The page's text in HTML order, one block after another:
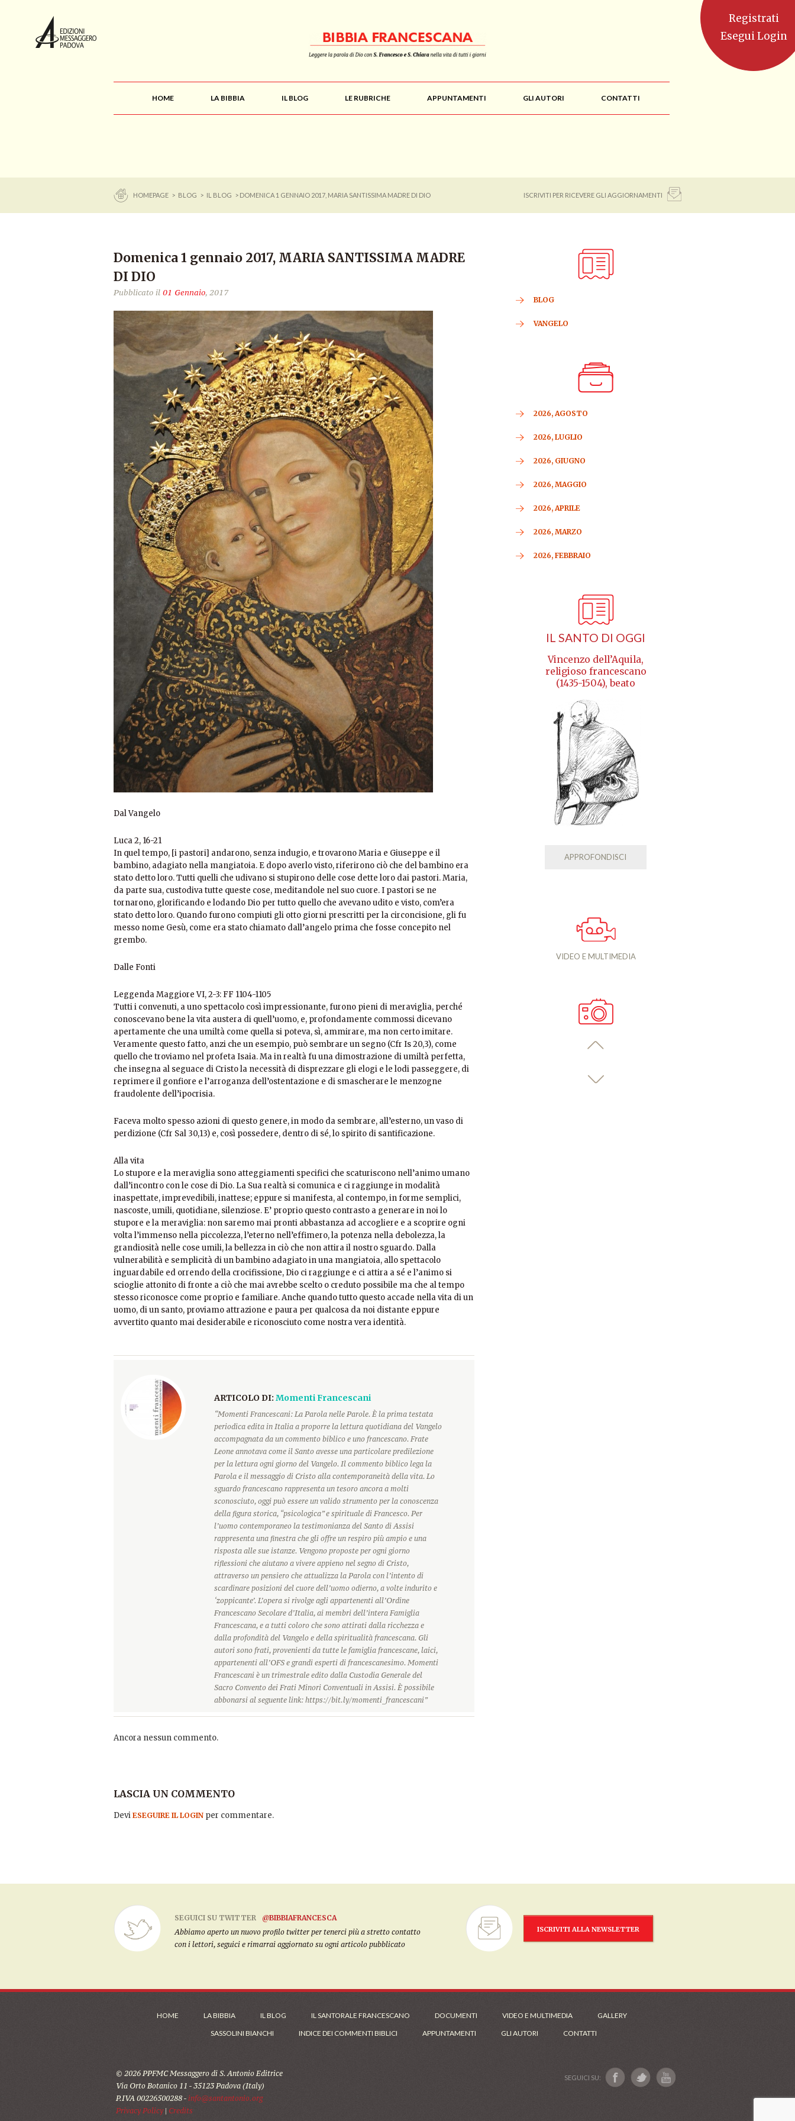
HOME LA BIBBIA IL BLOG LE RUBRICHE APPUNTAMENTI GLI AUTORI CONTATTI
HOMEPAGE > BLOG > IL BLOG > DOMENICA 1 GENNAIO 2017, MARIA SANTISSIMA MADRE DI DIO ISCRIVITI PER RICEVERE GLI AGGIORNAMENTI
Domenica 1 gennaio 2017, MARIA SANTISSIMA MADRE
DI DIO
Pubblicato il 01 Gennaio, 2017
Dal Vangelo
Luca 2, 16-21
In quel tempo, [i pastori] andarono, senza indugio, e trovarono Maria e Giuseppe e il
bambino, adagiato nella mangiatoia. E dopo averlo visto, riferirono ciò che del bambino era
stato detto loro. Tutti quelli che udivano si stupirono delle cose dette loro dai pastori. Maria,
da parte sua, custodiva tutte queste cose, meditandole nel suo cuore. I pastori se ne
tornarono, glorificando e lodando Dio per tutto quello che avevano udito e visto, com’era
stato detto loro. Quando furono compiuti gli otto giorni prescritti per la circoncisione, gli fu
messo nome Gesù, come era stato chiamato dall’angelo prima che fosse concepito nel
grembo.
Dalle Fonti
Leggenda Maggiore VI, 2-3: FF 1104-1105
Tutti i convenuti, a uno spettacolo così impressionante, furono pieni di meraviglia, perché
conoscevano bene la vita austera di quell’uomo, e, profondamente commossi dicevano
apertamente che una umiltà come quella si poteva, sì, ammirare, ma non certo imitare.
Veramente questo fatto, anzi che un esempio, può sembrare un segno (Cfr Is 20,3), come
quello che troviamo nel profeta Isaia. Ma in realtà fu una dimostrazione di umiltà perfetta,
che insegna al seguace di Cristo la necessità di disprezzare gli elogi e le lodi passeggere, di
reprimere il gonfiore e l’arroganza dell’ostentazione e di smascherare le menzogne
fraudolente dell’ipocrisia.
Faceva molto spesso azioni di questo genere, in modo da sembrare, all’esterno, un vaso di
perdizione (Cfr Sal 30,13) e, così possedere, dentro di sé, lo spirito di santificazione.
Alla vita
Lo stupore e la meraviglia sono atteggiamenti specifici che scaturiscono nell’animo umano
dall’incontro con le cose di Dio. La Sua realtà si comunica e ci raggiunge in modalità
inaspettate, imprevedibili, inattese; eppure si manifesta, al contempo, in forme semplici,
nascoste, umili, quotidiane, silenziose. E’ proprio questo contrasto a generare in noi lo
stupore e la meraviglia: non saremo mai pronti abbastanza ad accogliere e a scoprire ogni
volta l’immenso nella piccolezza, l’eterno nell’effimero, la potenza nella debolezza, la
grandiosità nelle cose umili, la bellezza in ciò che non attira il nostro sguardo. Dalla
vulnerabilità e semplicità di un bambino adagiato in una mangiatoia, allo spettacolo
inguardabile ed orrendo della crocifissione, Dio ci raggiunge e ci attira a sé e l’animo si
scioglie attonito di fronte a ciò che mai avrebbe scelto o creduto possibile ma che al tempo
stesso riconosce come proprio e familiare. Anche quando tutto questo accade nella vita di un
uomo, di un santo, proviamo attrazione e paura per qualcosa da noi distante eppure
avvertito quanto mai desiderabile e riconosciuto come nostra vera identità.
ARTICOLO DI: Momenti Francescani
“Momenti Francescani: La Parola nelle Parole. È la prima testata
periodica edita in Italia a proporre la lettura quotidiana del Vangelo
accompagnata da un commento biblico e uno francescano. Frate
Leone annotava come il Santo avesse una particolare predilezione
per la lettura ogni giorno del Vangelo. Il commento biblico lega la
Parola e il messaggio di Cristo alla contemporaneità della vita. Lo
sguardo francescano rappresenta un tesoro ancora a molti
sconosciuto, oggi può essere un valido strumento per la conoscenza
della figura storica, “psicologica” e spirituale di Francesco. Per
l’uomo contemporaneo la testimonianza del Santo di Assisi
rappresenta una finestra che gli offre un respiro più ampio e una
risposta alle sue istanze. Vengono proposte per ogni giorno
riflessioni che aiutano a vivere appieno nel segno di Cristo,
attraverso un pensiero che attualizza la Parola con l’intento di
scardinare posizioni del cuore dell’uomo odierno, a volte indurito e
‘zoppicante’. L’opera si rivolge agli appartenenti all’Ordine
Francescano Secolare d’Italia, ai membri dell’intera Famiglia
Francescana, e a tutti coloro che sono attirati dalla ricchezza e
dalla profondità del Vangelo e della spiritualità francescana. Gli
autori sono frati, provenienti da tutte le famiglia francescane, laici,
appartenenti all’OFS e grandi esperti di francescanesimo. Momenti
Francescani è un trimestrale edito dalla Custodia Generale del
Sacro Convento dei Frati Minori Conventuali in Assisi. È possibile
abbonarsi al seguente link: https://bit.ly/momenti_francescani”
Ancora nessun commento.
LASCIA UN COMMENTO
Devi ESEGUIRE IL LOGIN per commentare.
BLOG
VANGELO
2026, AGOSTO
2026, LUGLIO
2026, GIUGNO
2026, MAGGIO
2026, APRILE
2026, MARZO
2026, FEBBRAIO
IL SANTO DI OGGI
Vincenzo dell’Aquila,
religioso francescano
(1435-1504), beato
APPROFONDISCI
VIDEO E MULTIMEDIA
SEGUICI SU TWITTER
@BIBBIAFRANCESCA
Abbiamo aperto un nuovo profilo twitter per tenerci più a stretto contatto
con i lettori, seguici e rimarrai aggiornato su ogni articolo pubblicato
ISCRIVITI ALLA NEWSLETTER
HOME LA BIBBIA IL BLOG IL SANTORALE FRANCESCANO DOCUMENTI VIDEO E MULTIMEDIA
GALLERY
SASSOLINI BIANCHI
INDICE DEI COMMENTI BIBLICI APPUNTAMENTI GLI AUTORI CONTATTI
© 2026 PPFMC Messaggero di S. Antonio Editrice
Via Orto Botanico 11 - 35123 Padova (Italy)
P.IVA 00226500288 - info@santantonio.org
Privacy Policy| Credits
SEGUICI SU:
Registrati
Esegui Login